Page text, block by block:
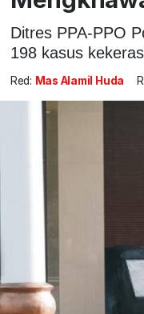
Ditres PPA-PPO
198 kasus
Red: Mas Alamil Huda